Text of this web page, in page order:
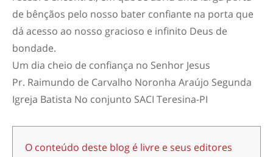
de bênçãos pelo nosso bater confiante na porta que
dá acesso ao nosso gracioso e infinito Deus de
bondade.
Um dia cheio de confiança no Senhor Jesus
Pr. Raimundo de Carvalho Noronha Araújo Segunda
Igreja Batista No conjunto SACI Teresina-PI
O conteúdo deste blog é livre e seus editores